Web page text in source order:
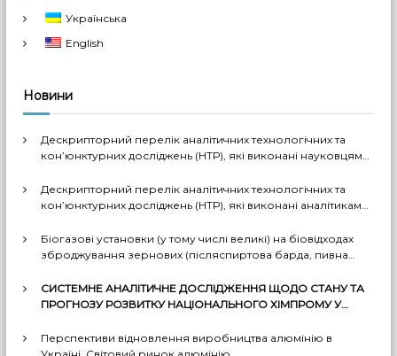
Українська
English
Новини
Дескрипторний перелік аналітичних технологічних та
кон’юнктурних досліджень (НТР), які виконані науковцями
Дескрипторний перелік аналітичних технологічних та
кон’юнктурних досліджень (НТР), які виконані аналітиками
Біогазові установки (у тому числі великі) на біовідходах
зброджування зернових (післяспиртова барда, пивна
рішення, комерціалізовані технології, комбіновані схеми
з отриманням проміжних і товарних продуктів (очищений
добрива тощо). Перспективи комерційного
впровадження цих технологій в Україні
СИСТЕМНЕ АНАЛІТИЧНЕ ДОСЛІДЖЕННЯ ЩОДО СТАНУ ТА
ПРОГНОЗУ РОЗВИТКУ НАЦІОНАЛЬНОГО ХІМПРОМУ У
ПЕРСПЕКТИВІ ЗА ДЕКІЛЬКОМА МОЖЛИВИМИ СЦЕНАРІЯМИ
Перспективи відновлення виробництва алюмінію в